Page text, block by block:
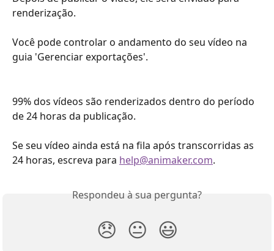
renderização.
Você pode controlar o andamento do seu vídeo na
guia 'Gerenciar exportações'.
99% dos vídeos são renderizados dentro do período
de 24 horas da publicação.
Se seu vídeo ainda está na fila após transcorridas as
24 horas, escreva para help@animaker.com.
Respondeu à sua pergunta?
😞 😐 😃